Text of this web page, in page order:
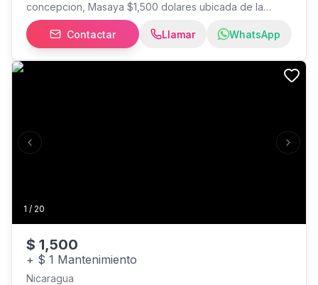
concepcion, Masaya $1,500 dolares ubicada de la
parada el reten 100 mts al sur banda izquierda,
Municipio de la concepcion, departamento masaya.
Bodega tambien se encuentra en venta $200,000
pueden ver la propiedad, agendando cita al .
Contactar Llamar WhatsApp
1 / 20
Previous slide Next
$ 1,500
+ $ 1 Mantenimiento
Nicaragua